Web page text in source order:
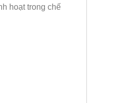
hoạt trong chế